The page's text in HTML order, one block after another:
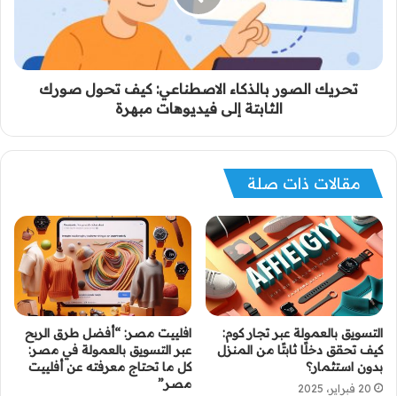
تحريك الصور بالذكاء الاصطناعي: كيف تحول صورك
الثابتة إلى فيديوهات مبهرة
مقالات ذات صلة
التسويق بالعمولة عبر تجار كوم:
كيف تحقق دخلًا ثابتًا من المنزل
بدون استثمار؟
20 فبراير، 2025
افلييت مصر: “أفضل طرق الربح
عبر التسويق بالعمولة في مصر:
كل ما تحتاج معرفته عن أفلييت
مصر”